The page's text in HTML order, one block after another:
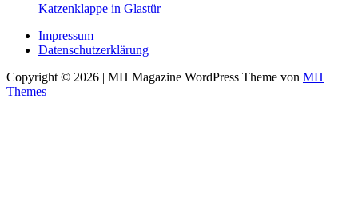
Katzenklappe in Glastür
Impressum
Datenschutzerklärung
Copyright © 2026 | MH Magazine WordPress Theme von MH
Themes